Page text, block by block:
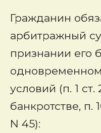
Гражданин
арбитражный
признании его
условий (п. 1 ст.
банкротстве, п.
N 45):